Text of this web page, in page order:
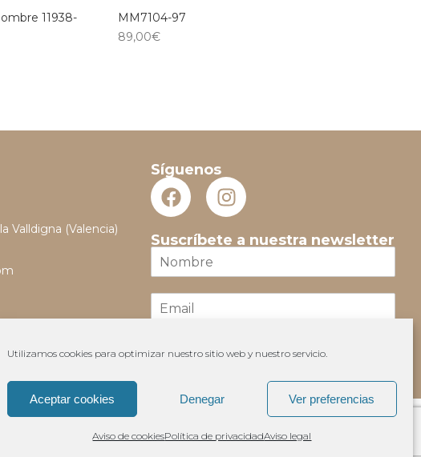
Utilizamos cookies para optimizar nuestro sitio web y nuestro servicio.
Aceptar cookies Denegar Ver preferencias
Aviso de cookiesPolítica de privacidadAviso legal
11938-
MM7104-97
89,00€
Valldigna (Valencia)
Síguenos
Suscríbete a nuestra newsletter
r
*
m
Suscribir